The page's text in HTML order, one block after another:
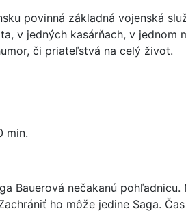
povinná základná vojenská
v jedných kasárňach, v
či priateľstvá na celý život.
min.
Bauerová nečakanú
ho môže jedine Saga.